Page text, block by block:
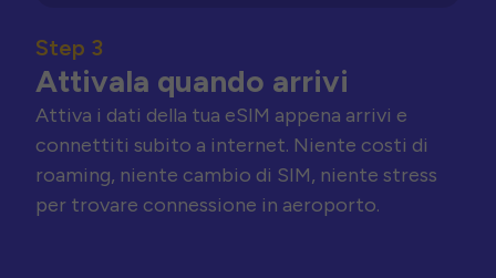
Step 3
Attivala quando arrivi
Attiva i dati della tua eSIM appena arrivi e
connettiti subito a internet. Niente costi di
roaming, niente cambio di SIM, niente stress
per trovare connessione in aeroporto.